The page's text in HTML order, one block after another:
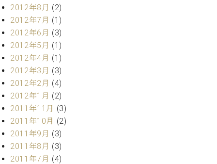
2012年8月 (2)
2012年7月 (1)
2012年6月 (3)
2012年5月 (1)
2012年4月 (1)
2012年3月 (3)
2012年2月 (4)
2012年1月 (2)
2011年11月 (3)
2011年10月 (2)
2011年9月 (3)
2011年8月 (3)
2011年7月 (4)